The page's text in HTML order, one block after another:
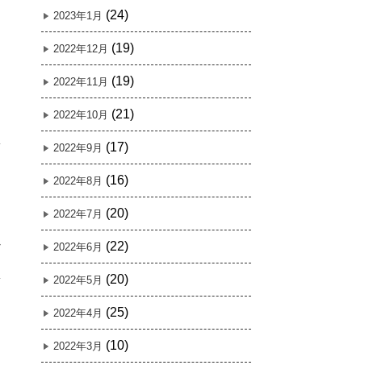
2023年1月 (24)
2022年12月 (19)
2022年11月 (19)
2022年10月 (21)
2022年9月 (17)
2022年8月 (16)
2022年7月 (20)
2022年6月 (22)
2022年5月 (20)
2022年4月 (25)
2022年3月 (10)